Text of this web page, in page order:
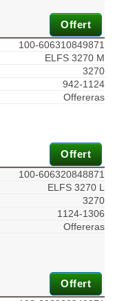
Offert
100-606310849871
ELFS 3270 M
3270
942-1124
Offereras
Offert
100-606320848871
ELFS 3270 L
3270
1124-1306
Offereras
Offert